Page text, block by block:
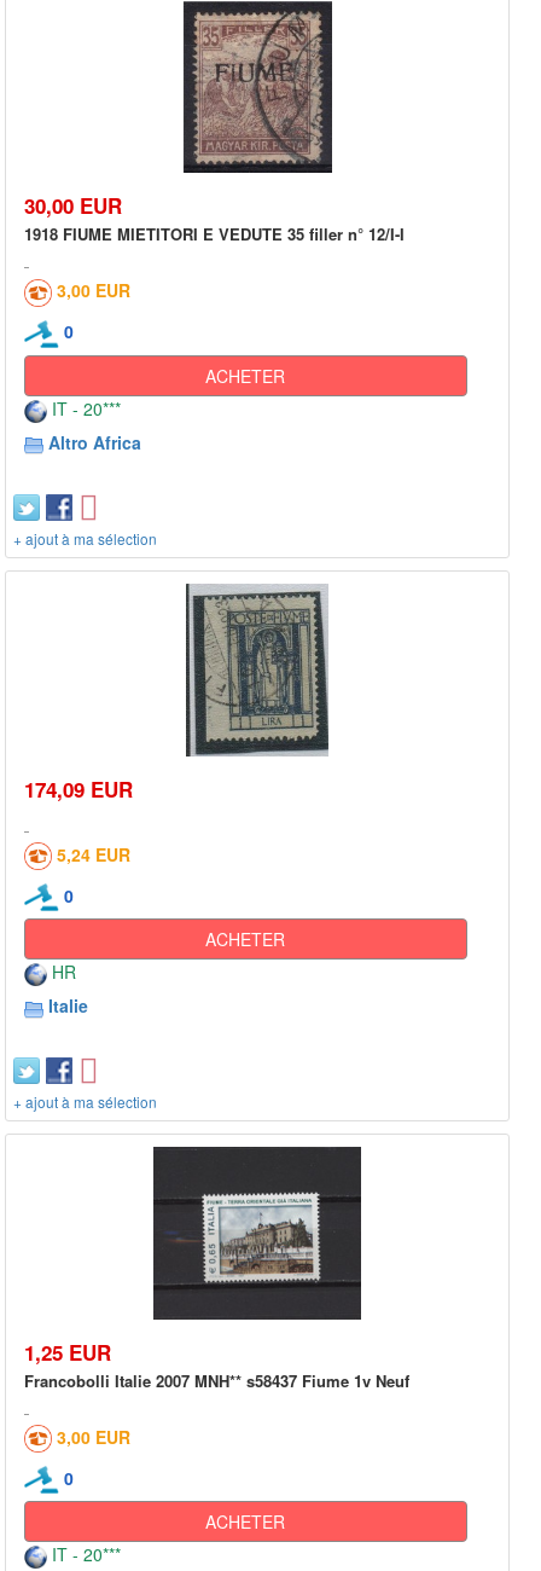
30,00 EUR
1918 FIUME MIETITORI E VEDUTE 35 filler n° 12/I-I
3,00 EUR
0
ACHETER
IT - 20***
Altro Africa
+ ajout à ma sélection
174,09 EUR
5,24 EUR
0
ACHETER
HR
Italie
+ ajout à ma sélection
1,25 EUR
Francobolli Italie 2007 MNH** s58437 Fiume 1v Neuf
3,00 EUR
0
ACHETER
IT - 20***